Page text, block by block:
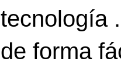
tecnología
de forma